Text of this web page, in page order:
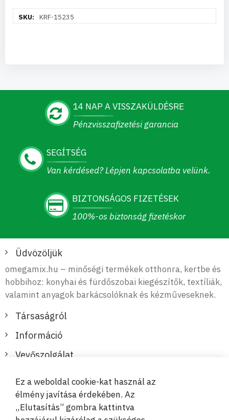
információKRF-15235
14 NAP A VISSZAKÜLDÉSRE
Pénzvisszafizetési garancia
SEGÍTSÉG
Van kérdésed? Lépjen kapcsolatba velünk.
BIZTONSÁGOS FIZETÉSEK
100%-os biztonság fizetéskor
Üdvözöljük
omegamix.hu – minőségi termékek otthonra, kertbe és
hobbihoz: konyhai és fürdőszobai kiegészítők, textíliák,
valamint anyagok barkácsolóknak és kézműveseknek.
Társaságról
Információ
Vevőszolgálat
Biztonságos és kényelmes fizetések
Ez a weboldal cookie-kat használ az
élmény javítása érdekében. Az
„Elutasítás” gombra kattintva